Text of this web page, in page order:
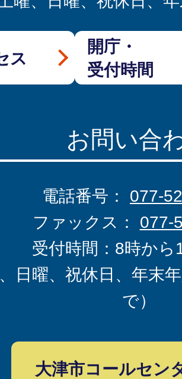
ス
開庁・
受付時間
お問い合
電話番号： 077-
ファックス： 077-
受付時間：8時から
、日曜、祝休日、年末
で）
大津市コールセン